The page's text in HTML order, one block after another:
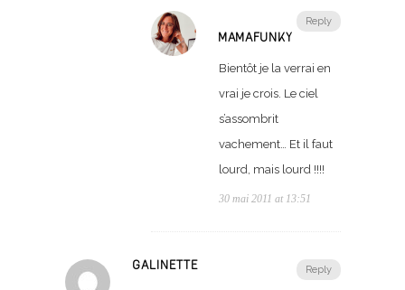
Reply
MAMAFUNKY
Bientôt je la verrai en
vrai je crois. Le ciel
s’assombrit
vachement… Et il faut
lourd, mais lourd !!!!
30 mai 2011 at 13:51
Reply
GALINETTE